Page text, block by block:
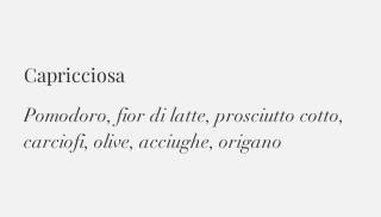
Capricciosa
Pomodoro, fior di latte, prosciutto cotto,
carciofi, olive, acciughe, origano